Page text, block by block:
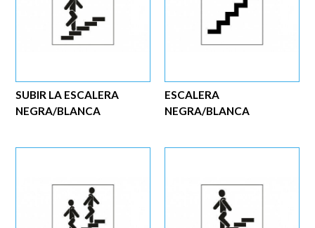
ESCALERA
NEGRA/BLANCA
SUBIR LA ESCALERA
NEGRA/BLANCA